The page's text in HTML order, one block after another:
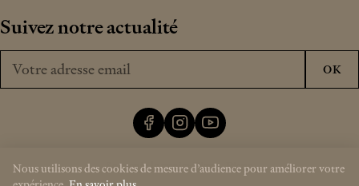
Suivez notre actualité
Votre adresse email OK
Soutenir le projet Piano-Piano
Nous utilisons des cookies de mesure d’audience pour améliorer votre